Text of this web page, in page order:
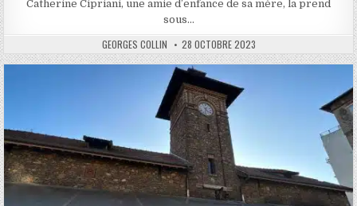
Catherine Cipriani, une amie d’enfance de sa mère, la prend
sous…
AUTHOR:
GEORGES COLLIN PUBLISHED
DATE:
28 OCTOBRE 2023